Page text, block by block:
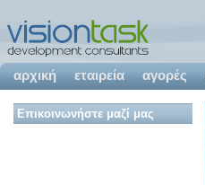
αρχική εταιρεία αγορές
Επικοινωνήστε μαζί μας